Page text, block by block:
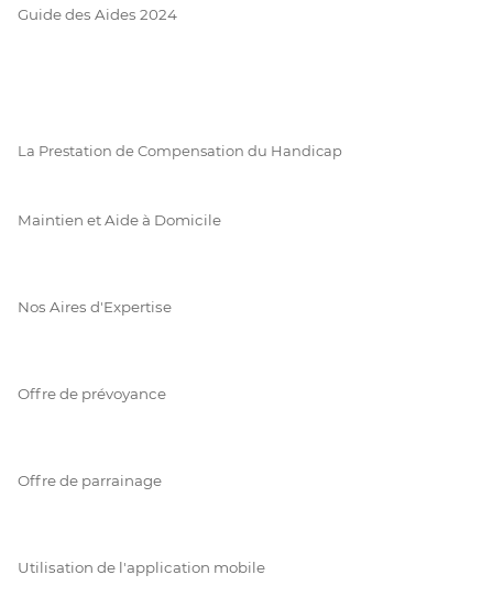
Guide des Aides 2024
La Prestation de Compensation du Handicap
Maintien et Aide à Domicile
Nos Aires d'Expertise
Offre de prévoyance
Offre de parrainage
Utilisation de l'application mobile